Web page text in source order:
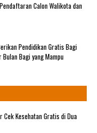
Calon Walikota dan
Pendidikan Gratis Bagi
Bagi yang Mampu
Cek Kesehatan Gratis di Dua